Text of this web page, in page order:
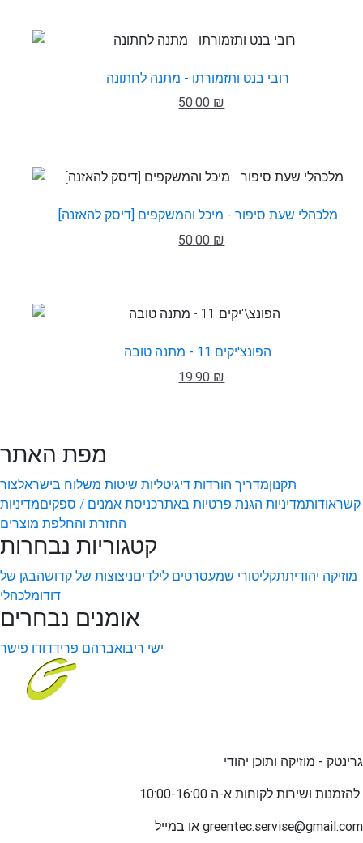
רובי בנט ותזמורתו - מתנה לחתונה
50.00 ₪
מלכהלי שעת סיפור - מיכל והמשקפים [דיסק להאזנה]
50.00 ₪
הפונצ'יקים 11 - מתנה טובה
19.90 ₪
מפת האתר
תקנוןמדריך הורדות דיגיטליות שיטות משלוח בישראלצור
קשראודותמדיניות הגנת פרטיות באתרכניסת אמנים / ספקיםמדיניות
החזרת והחלפת מוצרים
קטגוריות נבחרות
מוזיקה יהודיתתקליטורי שמעסרטים לילדיםניצוצות של קדושהבגן של
דודומלכהלי
אומנים נבחרים
ישי ריבואברהם פרידדודו פישר
גרינטק - מוזיקה ותוכן יהודי
להזמנות ו
greentec.servise@gmail.com